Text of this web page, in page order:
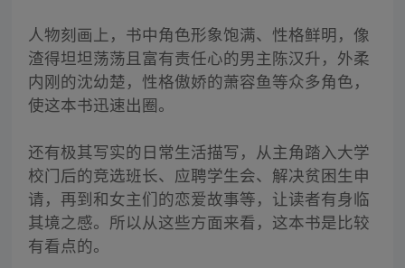
人物刻画上，书中角色形象饱满、性格鲜明，像
渣得坦坦荡荡且富有责任心的男主陈汉升，外柔
内刚的沈幼楚，性格傲娇的萧容鱼等众多角色，
使这本书迅速出圈。
还有极其写实的日常生活描写，从主角踏入大学
校门后的竞选班长、应聘学生会、解决贫困生申
请，再到和女主们的恋爱故事等，让读者有身临
其境之感。所以从这些方面来看，这本书是比较
有看点的。